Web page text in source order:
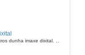
Definición e parámetros dunha imaxe dixital. Resolución e Aspecto. Profundidade da cor. Compresión. Frame por segundo. Entrelazado. Campos, cadros